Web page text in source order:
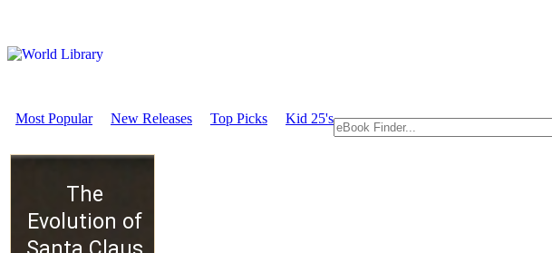
Most Popular New Releases Top Picks Kid 25's